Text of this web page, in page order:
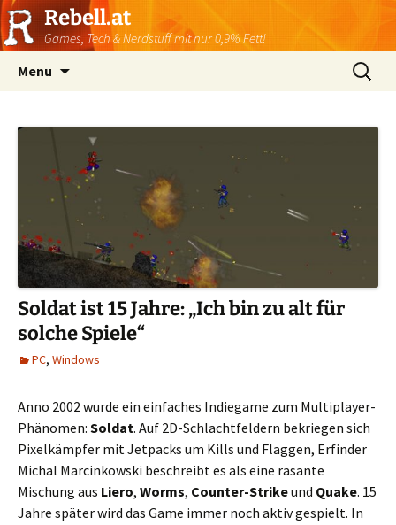
Rebell.at
Games, Tech & Nerdstuff mit nur 0,9% Fett!
Menu
Suchen
nach:
Soldat ist 15 Jahre: „Ich bin zu alt für
solche Spiele“
PC, Windows
Anno 2002 wurde ein einfaches Indiegame zum Multiplayer-
Phänomen: Soldat. Auf 2D-Schlachtfeldern bekriegen sich
Pixelkämpfer mit Jetpacks um Kills und Flaggen, Erfinder
Michal Marcinkowski beschreibt es als eine rasante
Mischung aus Liero, Worms, Counter-Strikeund Quake. 15
Jahre später wird das Game immer noch aktiv gespielt. In